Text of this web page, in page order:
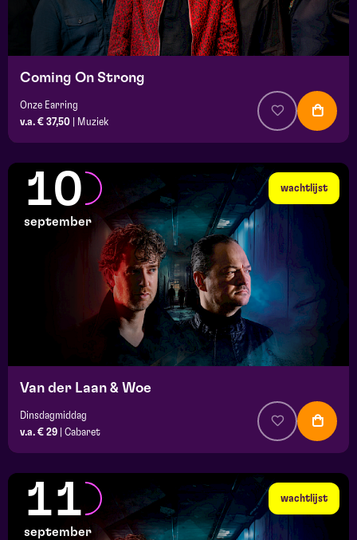
Coming On Strong
Onze Earring
v.a. € 37,50
Muziek
wachtlijst
10
september
Van der Laan & Woe
Dinsdagmiddag
v.a. € 29
Cabaret
wachtlijst
11
september